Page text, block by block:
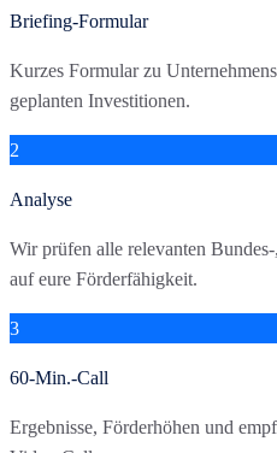
Briefing-Formular
Kurzes Formular zu
geplanten Investitionen.
2
Analyse
Wir prüfen alle relevanten
auf eure Förderfähigkeit.
3
60-Min.-Call
Ergebnisse, Förderhöhen und